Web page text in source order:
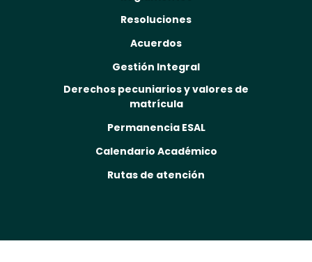
Resoluciones
Acuerdos
Gestión Integral
Derechos pecuniarios y valores de
matrícula
Permanencia ESAL
Calendario Académico
Rutas de atención